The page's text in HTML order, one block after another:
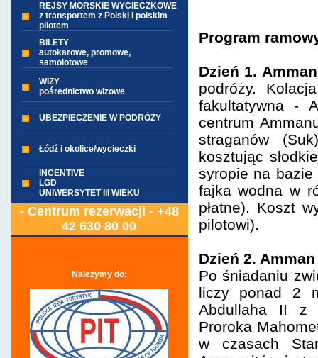
REJSY MORSKIE WYCIECZKOWE
z transportem z Polski i polskim
pilotem
BILETY
autokarowe, promowe,
samolotowe
WIZY
pośrednictwo wizowe
UBEZPIECZENIE W PODRÓŻY
Łódź i okolice/wycieczki
INCENTIVE
LGD
UNIWERSYTET III WIEKU
- Centrum rezerwacji - +48
42 630 80 00
Należymy do:
Program
Dzień 1.
podróży.
fakultatywna -
centrum
straganów
kosztując
syropie na
fajka wodna w
płatne). Koszt
pilotowi).
Dzień 2.
Po śniadaniu
liczy ponad 2
Abdullaha II z
Proroka
w czasach